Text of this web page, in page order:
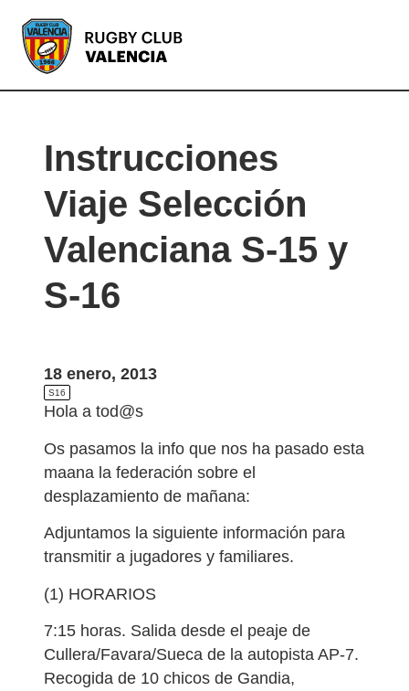
Instrucciones
Viaje Selección
Valenciana S-15 y
S-16
18 enero, 2013
S16
Hola a tod@s
Os pasamos la info que nos ha pasado esta
maana la federación sobre el
desplazamiento de mañana:
Adjuntamos la siguiente información para
transmitir a jugadores y familiares.
(1) HORARIOS
7:15 horas. Salida desde el peaje de
Cullera/Favara/Sueca de la autopista AP-7.
Recogida de 10 chicos de Gandia,